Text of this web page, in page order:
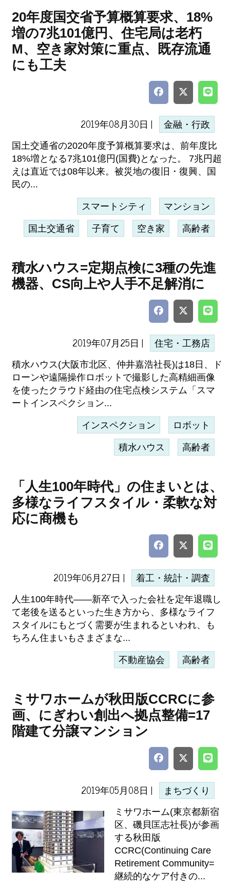
20年度国交省予算概算要求、18%
増の7兆101億円、住宅局は老朽
M、空き家対策に重点、既存流通
にも工夫
2019年08月30日 | 金融・行政
国土交通省の2020年度予算概算要求は、前年度比
18%増となる7兆101億円(国費)となった。 7兆円超
えは直近では08年以来。被災地の復旧・復興、国
民の...
スマートシティ マンション
国土交通省 子育て 空き家 高齢者
積水ハウス=定期点検に3種の先進
機器、CS向上や人手不足解消に
2019年07月25日 | 住宅・工務店
積水ハウス(大阪市北区、仲井嘉浩社長)は18日、ド
ローンや遠隔操作ロボットで撮影した高精細画像
を使ったクラウド経由の住宅点検システム「スマ
ートインスペクション...
インスペクション ロボット
積水ハウス 高齢者
「人生100年時代」の住まいとは、
多様なライフスタイル・柔軟な対
応に商機も
2019年06月27日 | 着工・統計・調査
人生100年時代――新卒で入った会社を定年退職し
て老後を送るといった生き方から、多様なライフ
スタイルにもとづく需要が生まれるといわれ、も
ちろん住まいもさまざまな...
不動産協会 高齢者
ミサワホームが秋田版CCRCに参
画、にぎわい創出へ拠点整備=17
階建て分譲マンション
2019年05月08日 | まちづくり
ミサワホーム(東京都新宿
区、磯貝匡志社長)が参画
する秋田版
CCRC(Continuing Care
Retirement Community=
継続的なケア付きの...